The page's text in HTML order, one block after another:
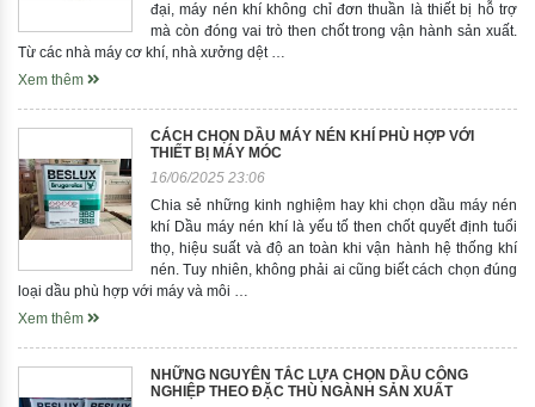
đại, máy nén khí không chỉ đơn thuần là thiết bị hỗ trợ
mà còn đóng vai trò then chốt trong vận hành sản xuất.
Từ các nhà máy cơ khí, nhà xưởng dệt …
Xem thêm
CÁCH CHỌN DẦU MÁY NÉN KHÍ PHÙ HỢP VỚI
THIẾT BỊ MÁY MÓC
16/06/2025 23:06
Chia sẻ những kinh nghiệm hay khi chọn dầu máy nén
khí Dầu máy nén khí là yếu tố then chốt quyết định tuổi
thọ, hiệu suất và độ an toàn khi vận hành hệ thống khí
nén. Tuy nhiên, không phải ai cũng biết cách chọn đúng
loại dầu phù hợp với máy và môi …
Xem thêm
NHỮNG NGUYÊN TẮC LỰA CHỌN DẦU CÔNG
NGHIỆP THEO ĐẶC THÙ NGÀNH SẢN XUẤT